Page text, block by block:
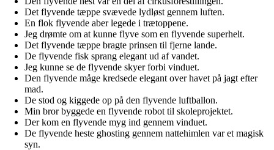
Det flyvende tæppe svævede lydløst gennem luften.
En flok flyvende aber legede i trætoppene.
Jeg drømte om at kunne flyve som en flyvende superhelt.
Det flyvende tæppe bragte prinsen til fjerne lande.
De flyvende fisk sprang elegant ud af vandet.
Jeg kunne se de flyvende skyer forbi vinduet.
Den flyvende måge kredsede elegant over havet på jagt efter
mad.
De stod og kiggede op på den flyvende luftballon.
Min bror byggede en flyvende robot til skoleprojektet.
Der kom en flyvende myg ind gennem vinduet.
De flyvende heste ghosting gennem nattehimlen var et magisk
syn.